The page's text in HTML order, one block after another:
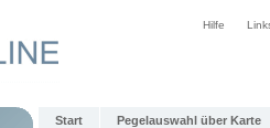
Hilfe
Start Pegelauswahl über Karte